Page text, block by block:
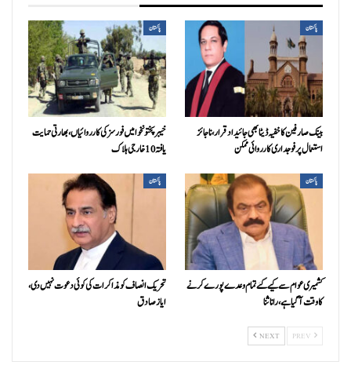
پاکستان
بینک صارفین کا خفیہ ڈیٹا بھی جائیداد قرار، ناجائز
استعمال پر فوجداری کارروائی ممکن
پاکستان
خیبرپختونخوا میں فورسز کی کارروائیاں، بھارتی حمایت
یافتہ 10 خارجی ہلاک
پاکستان
کشمیری عوام سے کیے گئے تمام وعدے پورے کرنے
کا وقت آ گیا ہے، رانا ثنا
پاکستان
تحریک انصاف کو مذاکرات کی کوئی دعوت نہیں دی،
ایاز صادق
NEXT